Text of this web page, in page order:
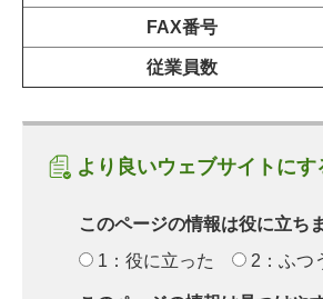
FAX番号
従業員数
より良いウェブサイトに
このページの情報は役に立ち
1：役に立った
2：ふつ